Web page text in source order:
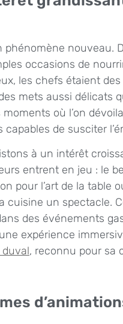
phénomène nouveau.
occasions de
les chefs étaient
mets aussi délicats
où l’on
de susciter
à un intérêt
entrent en jeu : le
pour l’art de la table
un spectacle.
des événements
expérience
, reconnu pour sa